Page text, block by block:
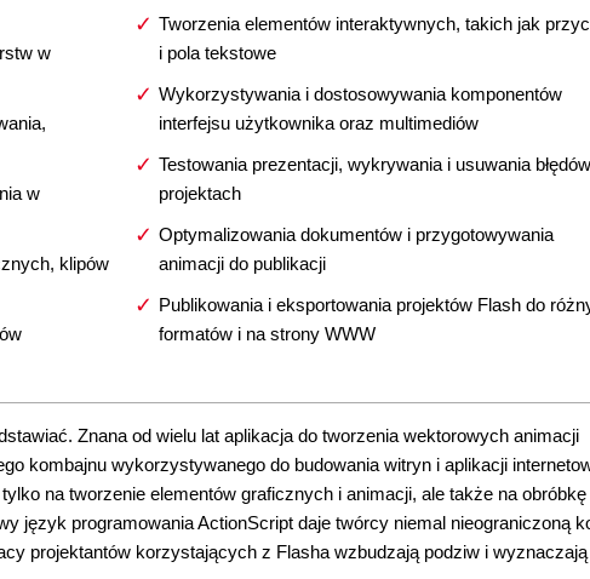
w
w
klipów
Tworzenia elementów interaktywnych, takich jak
i pola tekstowe
Wykorzystywania i dostosowywania komponentów
interfejsu użytkownika oraz multimediów
Testowania prezentacji, wykrywania i usuwania
projektach
Optymalizowania dokumentów i przygotowywania
animacji do publikacji
Publikowania i eksportowania projektów Flash do
formatów i na strony WWW
Znana od wielu lat aplikacja do tworzenia wektorowych animacji
kombajnu wykorzystywanego do budowania witryn i aplikacji
na tworzenie elementów graficznych i animacji, ale także na obróbkę
język programowania ActionScript daje twórcy niemal nieograniczoną
projektantów korzystających z Flasha wzbudzają podziw i